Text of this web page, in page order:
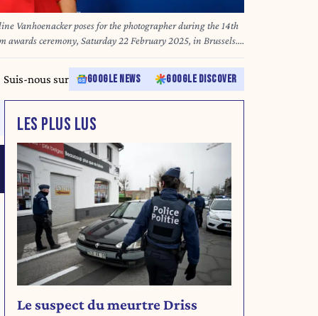
Vanhoenacker poses for the photographer during the 14th
ceremony, Saturday 22 February 2025, in Brussels.
French-speaking producers. BELGA PHOTO HATIM
Suis-nous sur GOOGLE NEWS GOOGLE DISCOVER
LES PLUS LUS
Le suspect du meurtre Driss